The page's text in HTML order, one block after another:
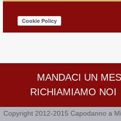
MANDACI UN
RICHIAMIAMO NOI
Copyright 2012-2015 Capodanno a